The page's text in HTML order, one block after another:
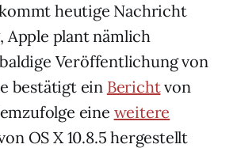
kommt heutige Nachricht
Apple plant nämlich
Veröffentlichung von
bestätigt ein Berichtvon
eine weitere
OS X 10.8.5 hergestellt